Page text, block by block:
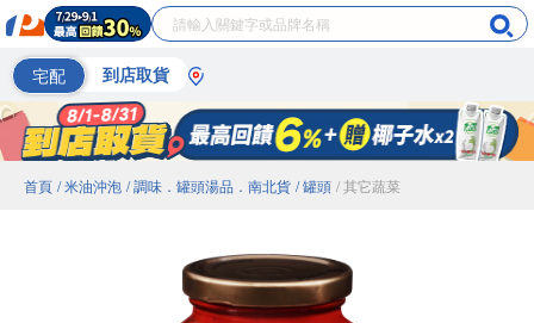
宅配 到店取貨
首頁 / 米油沖泡 / 調味．罐頭湯品．南北貨 / 罐頭 / 其它蔬菜